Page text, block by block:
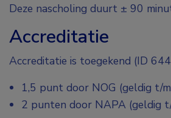
Deze nascholing duurt ± 90
Accreditatie
Accreditatie is toegekend (ID
1,5 punt door NOG (geldig t/
2 punten door NAPA (geldig